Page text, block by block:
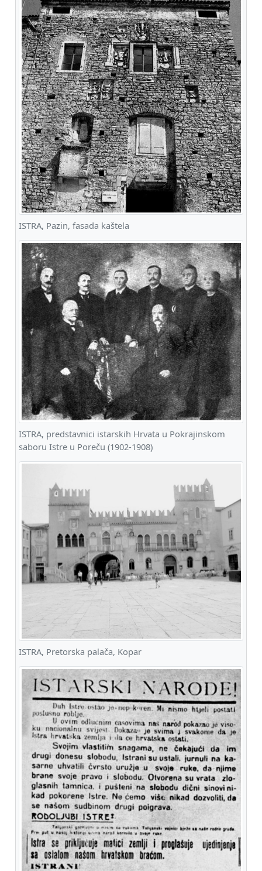
ISTRA, Pazin, fasada kaštela
ISTRA, predstavnici istarskih Hrvata u Pokrajinskom
saboru Istre u Poreču (1902-1908)
ISTRA, Pretorska palača, Kopar